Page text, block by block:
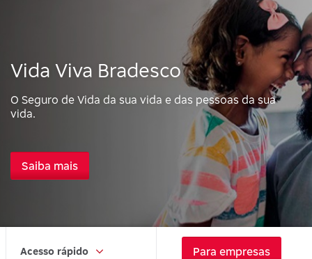
Vida Viva Bradesco
O Seguro de Vida da sua vida e das pessoas da sua
vida.
Saiba mais
Acesso rápido Para empresas